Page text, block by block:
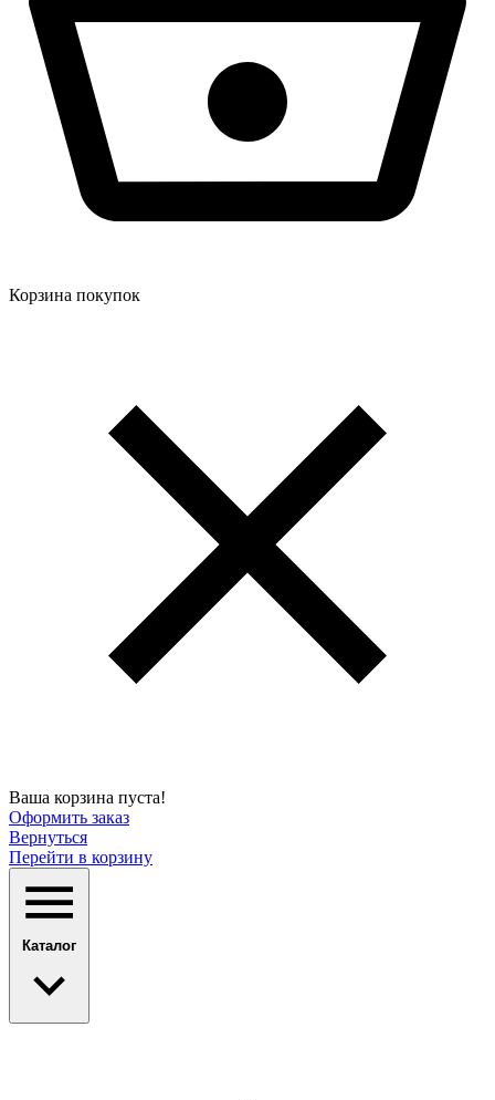
Корзина покупок
Ваша корзина пуста!
Оформить заказ
Вернуться
Перейти в корзину
Каталог